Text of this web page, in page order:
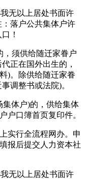
无以上居处书面许
落户公共集体户许
！
须供给随迁家眷户
正在国外出生的，
)。除供给随迁家眷
调整书或法院)。
体户)的，供给集体
户口簿首页复印件。
行全流程网办。申
报后提交人力资本社
无以上居处书面许